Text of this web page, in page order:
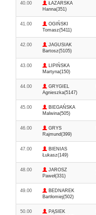
40.00
ŁAZARSKA
Hanna(351)
41.00
OGIŃSKI
Tomasz(5411)
42.00
JAGUSIAK
Bartosz(5105)
43.00
LIPIŃSKA
Martyna(150)
44.00
GRYGIEL
Agnieszka(5147)
45.00
BIEGAŃSKA
Malwina(505)
46.00
GRYS
Rajmund(399)
47.00
BIENIAS
Łukasz(149)
48.00
JAROSZ
Paweł(331)
49.00
BEDNAREK
Bartłomiej(502)
50.00
PĄSIEK